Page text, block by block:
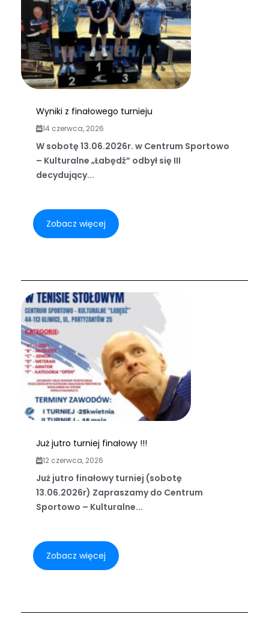
Wyniki z finałowego turnieju
14 czerwca, 2026
W sobotę 13.06.2026r. w Centrum Sportowo
– Kulturalne „Łabędź” odbył się III
decydujący...
Zobacz więcej
Już jutro turniej finałowy !!!
12 czerwca, 2026
Już jutro finałowy turniej (sobotę
13.06.2026r) Zapraszamy do Centrum
Sportowo – Kulturalne...
Zobacz więcej